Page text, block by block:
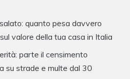
quanto pesa davvero
valore della tua casa in Italia
parte il censimento
su strade e multe dal 30